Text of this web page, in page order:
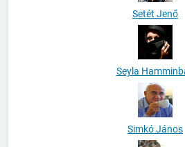
Setét Jenő
Seyla
Simkó János